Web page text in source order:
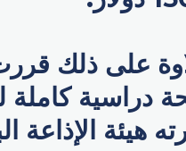
على ذلك
دراسية كاملة
هيئة